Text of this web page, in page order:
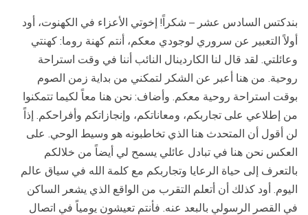
بندكتس السادس عشر – شكراً! إخوتي الأعزاء في الكهنوت، أود
أولاً التعبير عن سروري لوجودي معكم، أنتم كهنة روما: كهنتي
وعائلتي. لقد قال لنا الكاردينال النائب أننا في وقت استراحة
روحية. من هنا أعبر عن الشكر لتمكني من بداية زمن الصوم
بوقت استراحة روحية معكم. وأضاف: نحن هنا معاً لكيما تتمكنوا
من إطلاعي على تجاربكم، ومعاناتكم، وإنجازاتكم وأفراحكم. إذاً
لن أقول أن المتحدث هنا الذي تخاطبونه هو وسيط الوحي. على
العكس نحن هنا في تبادل عائلي يسمح لي أيضاً من خلالكم
بالتعرف إلى حياة الرعايا وتجاربكم مع كلمة الله في سياق عالم
اليوم. أود كذلك أن أتعلم التقرب من الواقع الذي يشعر الساكن
في القصر الرسولي بالبعد عنه. فأنتم تعيشون يومياً في اتصال